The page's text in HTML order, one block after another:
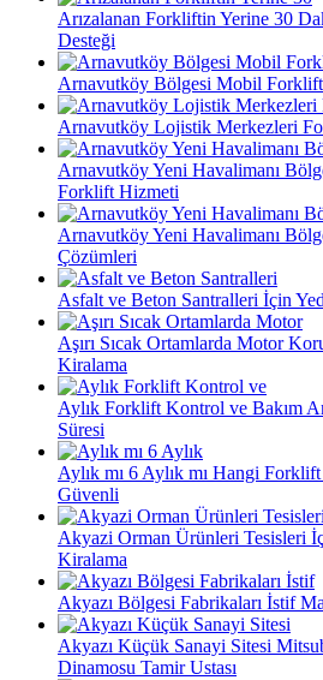
Arızalanan Forkliftin Yerine 30
Desteği
Arnavutköy Bölgesi Mobil Forklift
Arnavutköy Lojistik Merkezleri
Arnavutköy Yeni Havalimanı
Forklift Hizmeti
Arnavutköy Yeni Havalimanı
Çözümleri
Asfalt ve Beton Santralleri İçin
Aşırı Sıcak Ortamlarda Motor
Kiralama
Aylık Forklift Kontrol ve Bakım
Süresi
Aylık mı 6 Aylık mı Hangi
Güvenli
Akyazi Orman Ürünleri Tesisleri
Kiralama
Akyazı Bölgesi Fabrikaları İstif
Akyazı Küçük Sanayi Sitesi
Dinamosu Tamir Ustası